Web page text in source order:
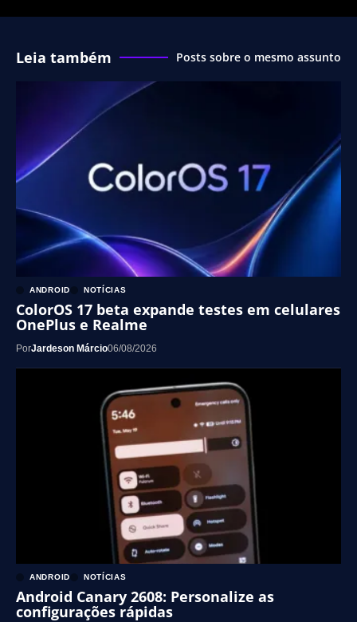
Leia também Posts sobre o mesmo assunto
ANDROID NOTÍCIAS
ColorOS 17 beta expande testes em celulares
OnePlus e Realme
PorJardeson Márcio06/08/2026
ANDROID NOTÍCIAS
Android Canary 2608: Personalize as
configurações rápidas